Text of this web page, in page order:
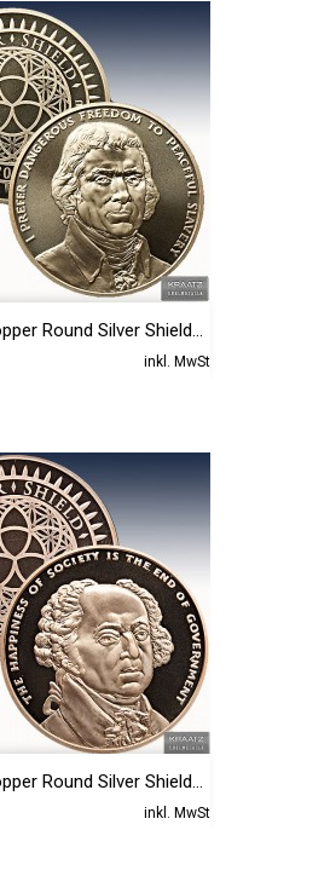
Round Silver Shield...
inkl. MwSt
Round Silver Shield...
inkl. MwSt